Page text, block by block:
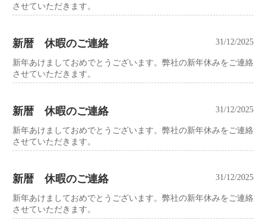
させていただきます。
新暦 休暇のご連絡 31/12/2025
新年あけましておめでとうございます。弊社の新年休みをご連絡
させていただきます。
新暦 休暇のご連絡 31/12/2025
新年あけましておめでとうございます。弊社の新年休みをご連絡
させていただきます。
新暦 休暇のご連絡 31/12/2025
新年あけましておめでとうございます。弊社の新年休みをご連絡
させていただきます。